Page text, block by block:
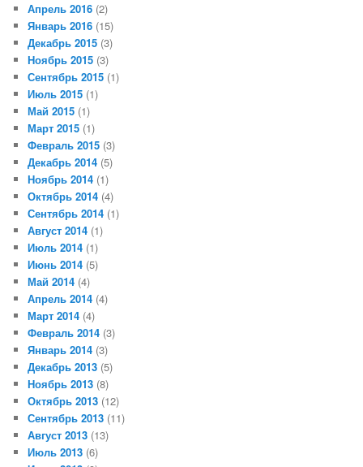
Апрель 2016 (2)
Январь 2016 (15)
Декабрь 2015 (3)
Ноябрь 2015 (3)
Сентябрь 2015 (1)
Июль 2015 (1)
Май 2015 (1)
Март 2015 (1)
Февраль 2015 (3)
Декабрь 2014 (5)
Ноябрь 2014 (1)
Октябрь 2014 (4)
Сентябрь 2014 (1)
Август 2014 (1)
Июль 2014 (1)
Июнь 2014 (5)
Май 2014 (4)
Апрель 2014 (4)
Март 2014 (4)
Февраль 2014 (3)
Январь 2014 (3)
Декабрь 2013 (5)
Ноябрь 2013 (8)
Октябрь 2013 (12)
Сентябрь 2013 (11)
Август 2013 (13)
Июль 2013 (6)